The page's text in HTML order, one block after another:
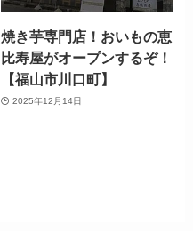
焼き芋専門店！おいもの恵
比寿屋がオープンするぞ！
【福山市川口町】
2025年12月14日